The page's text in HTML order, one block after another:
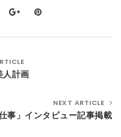
人計画
NEXT ARTICLE
事」インタビュー記事掲載